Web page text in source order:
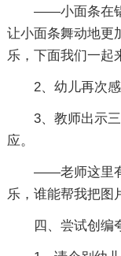
——小面条在
让小面条舞动地更
乐，下面我们一起
2、幼儿再次
3、教师出示
应。
——老师这里
乐，谁能帮我把图
四、尝试创编